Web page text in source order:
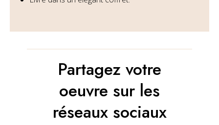
Partagez votre
oeuvre sur les
réseaux sociaux